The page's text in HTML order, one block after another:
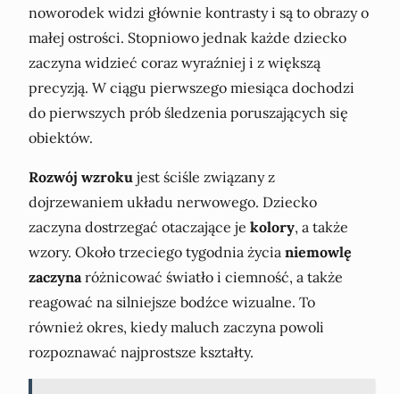
noworodek widzi głównie kontrasty i są to obrazy o
małej ostrości. Stopniowo jednak każde dziecko
zaczyna widzieć coraz wyraźniej i z większą
precyzją. W ciągu pierwszego miesiąca dochodzi
do pierwszych prób śledzenia poruszających się
obiektów.
Rozwój wzroku jest ściśle związany z
dojrzewaniem układu nerwowego. Dziecko
zaczyna dostrzegać otaczające je kolory, a także
wzory. Około trzeciego tygodnia życia niemowlę
zaczynaróżnicować światło i ciemność, a także
reagować na silniejsze bodźce wizualne. To
również okres, kiedy maluch zaczyna powoli
rozpoznawać najprostsze kształty.